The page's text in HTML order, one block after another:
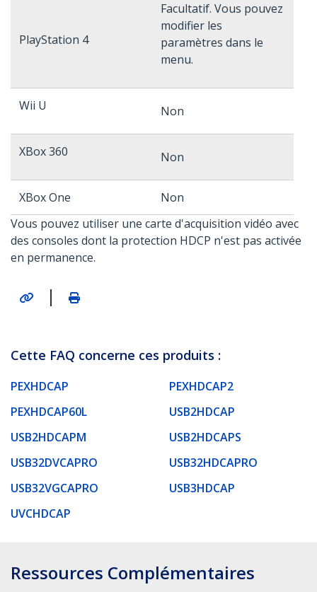
PlayStation 4
Facultatif. Vous pouvez
modifier les
paramètres dans le
menu.
Wii U Non
XBox 360 Non
XBox One
Non
Vous pouvez utiliser une carte d'acquisition vidéo avec
des consoles dont la protection HDCP n'est pas activée
en permanence.
|
Cette FAQ concerne ces produits :
PEXHDCAP
PEXHDCAP2
PEXHDCAP60L
USB2HDCAP
USB2HDCAPM
USB2HDCAPS
USB32DVCAPRO
USB32HDCAPRO
USB32VGCAPRO
USB3HDCAP
UVCHDCAP
Ressources Complémentaires